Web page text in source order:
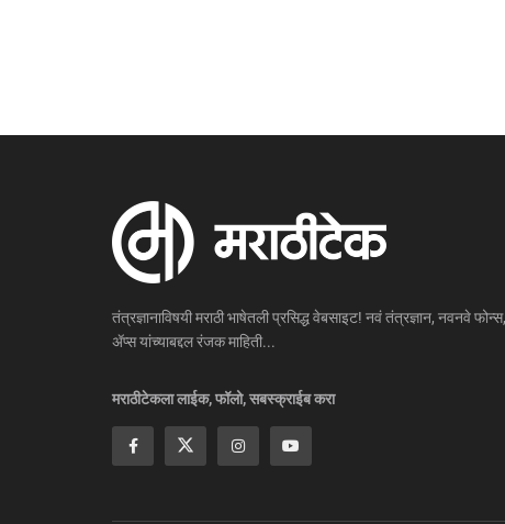
तंत्रज्ञानाविषयी मराठी भाषेतली प्रसिद्ध वेबसाइट! नवं तंत्रज्ञान, नवनवे फोन्स,
ॲप्स यांच्याबद्दल रंजक माहिती...
मराठीटेकला लाईक, फॉलो, सबस्क्राईब करा